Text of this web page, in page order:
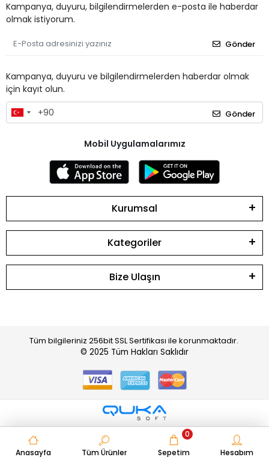
Kampanya, duyuru, bilgilendirmelerden e-posta ile haberdar
olmak istiyorum.
Gönder
Kampanya, duyuru ve bilgilendirmelerden haberdar olmak
için kayıt olun.
Gönder
Mobil Uygulamalarımız
Kurumsal
Kategoriler
Bize Ulaşın
Tüm bilgileriniz 256bit SSL Sertifikası ile korunmaktadır.
© 2025 Tüm Hakları Saklıdır
Anasayfa Tüm Ürünler Sepetim
0
Hesabım